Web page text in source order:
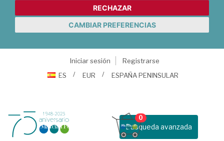
RECHAZAR
CAMBIAR PREFERENCIAS
Iniciar sesión
Registrarse
ES
EUR ESPAÑA PENINSULAR
Busqueda avanzada
0